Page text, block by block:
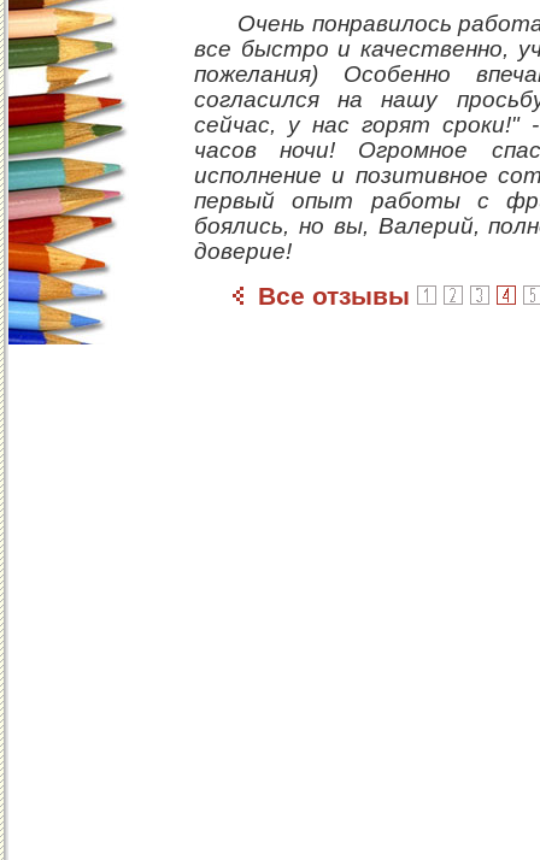
Очень понравилось
все быстро и качественно,
пожелания) Особенно
согласился на нашу
сейчас, у нас горят
часов ночи! Огромное
исполнение и позитивное
первый опыт работы с
боялись, но вы, Валерий,
доверие!
Все отзывы